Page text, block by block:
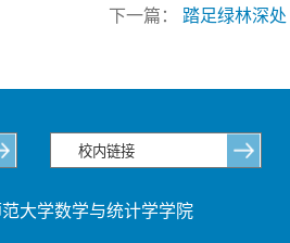
下一篇： 踏足绿林深
大学数学与统计学学院